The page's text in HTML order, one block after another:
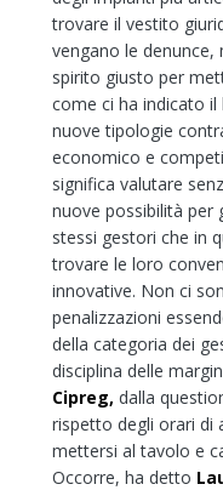
trovare il vestito
vengano le
spirito giusto per
come ci ha indicato
nuove tipologie
economico e
significa valutare
nuove possibilità per
stessi gestori che in
trovare le loro
innovative. Non ci
penalizzazioni
della categoria dei
disciplina delle
Cipreg, dalla
rispetto degli orari di
mettersi al tavolo e
Occorre, ha detto